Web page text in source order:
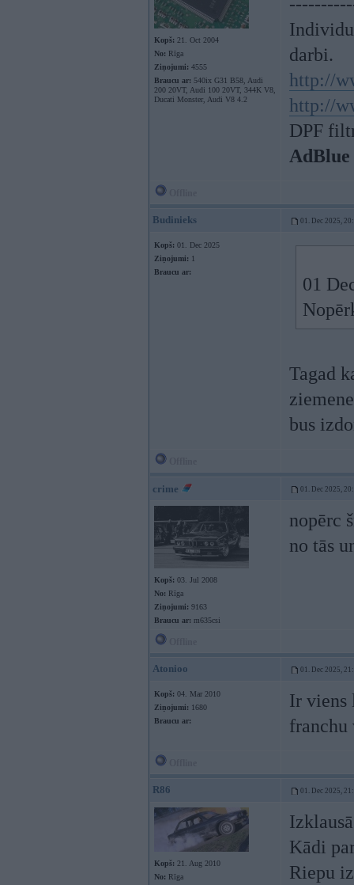
Kopš: 21. Oct 2004
No: Rīga
Ziņojumi: 4555
Braucu ar: 540ix G31 B58, Audi
200 20VT, Audi 100 20VT, 344K V8,
Ducati Monster, Audi V8 4.2
darbi.
http://
http://
DPF
Budinieks 01. Dec 2025,
Kopš: 01. Dec 2025
Ziņojumi: 1
Braucu ar:
01
Tagad
bus
crime 01. Dec 2025,
Kopš: 03. Jul 2008
No: Rīga
Ziņojumi: 9163
Braucu ar: m635csi
nopērc
no tās
Atonioo 01. Dec 2025,
Kopš: 04. Mar 2010
Ziņojumi: 1680
Braucu ar:
Ir viens
franchu
R86 01. Dec 2025,
Kopš: 21. Aug 2010
No: Rīga
Kādi
Riepu